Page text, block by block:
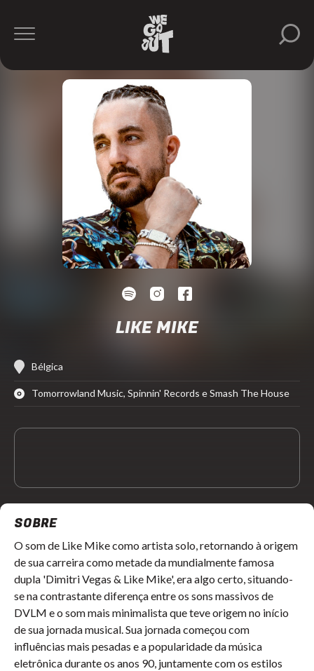
LIKE MIKE
Bélgica
Tomorrowland Music, Spinnin' Records e Smash The House
SOBRE
O som de Like Mike como artista solo, retornando à origem
de sua carreira como metade da mundialmente famosa
dupla 'Dimitri Vegas & Like Mike', era algo certo, situando-
se na contrastante diferença entre os sons massivos de
DVLM e o som mais minimalista que teve origem no início
de sua jornada musical. Sua jornada começou com
influências mais pesadas e a popularidade da música
eletrônica durante os anos 90, juntamente com os estilos